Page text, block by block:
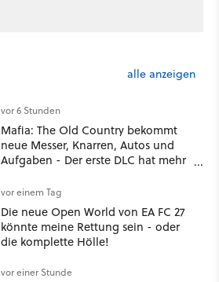
alle anzeigen
vor 6 Stunden
Mafia: The Old Country bekommt
neue Messer, Knarren, Autos und
Aufgaben - Der erste DLC hat mehr
vor einem Tag
Die neue Open World von EA FC 27
könnte meine Rettung sein - oder
die komplette Hölle!
vor einer Stunde